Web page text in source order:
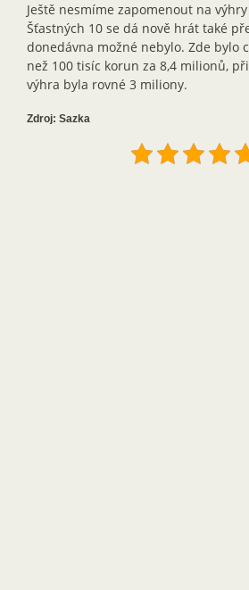
Ještě nesmíme zapomenout na
Šťastných 10 se dá nově hrát také
donedávna možné nebylo. Zde bylo
než 100 tisíc korun za 8,4 milionů,
výhra byla rovné 3 miliony.
Zdroj: Sazka